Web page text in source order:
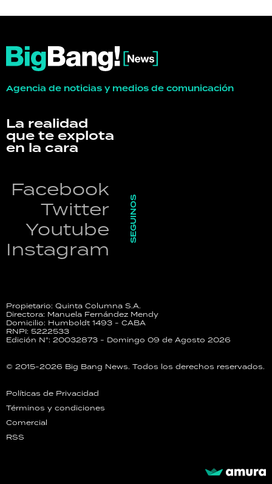
Agencia de noticias y medios de comunicación
La realidad
que te explota
en la cara
Facebook
Twitter
Youtube
Instagram
SEGUINOS
Propietario: Quinta Columna S.A.
Directora: Manuela Fernández Mendy
Domicilio: Humboldt 1493 - CABA
RNPI: 5222533
Edición N°: 20032873 - Domingo 09 de Agosto 2026
© 2015-2026 Big Bang News. Todos los derechos reservados.
Políticas de Privacidad
Términos y condiciones
Comercial
RSS